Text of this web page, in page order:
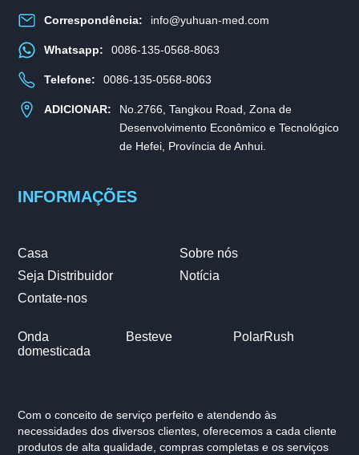
Correspondência: info@yuhuan-med.com
Whatsapp: 0086-135-0568-8063
Telefone: 0086-135-0568-8063
ADICIONAR:
No.2766, Tangkou Road, Zona de
Desenvolvimento Econômico e Tecnológico
de Hefei, Província de Anhui.
INFORMAÇÕES
Casa
Sobre nós
Seja Distribuidor
Notícia
Contate-nos
Onda
domesticada
Besteve PolarRush
Com o conceito de serviço perfeito e atendendo às
necessidades dos diversos clientes, oferecemos a cada cliente
produtos de alta qualidade, compras completas e os serviços